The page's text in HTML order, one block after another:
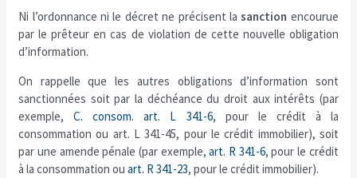
Ni l’ordonnance ni le décret ne précisent lasanction encourue
par le prêteur en cas de violation de cette nouvelle obligation
d’information.
On rappelle que les autres obligations d’information sont
sanctionnées soit par la déchéance du droit aux intérêts (par
exemple,C. consom. art. L 341-6, pour le crédit à la
consommation ou art. L 341-45, pour le crédit immobilier), soit
par une amende pénale (par exemple,art. R 341-6, pour le crédit
à la consommation ouart. R 341-23, pour le crédit immobilier).